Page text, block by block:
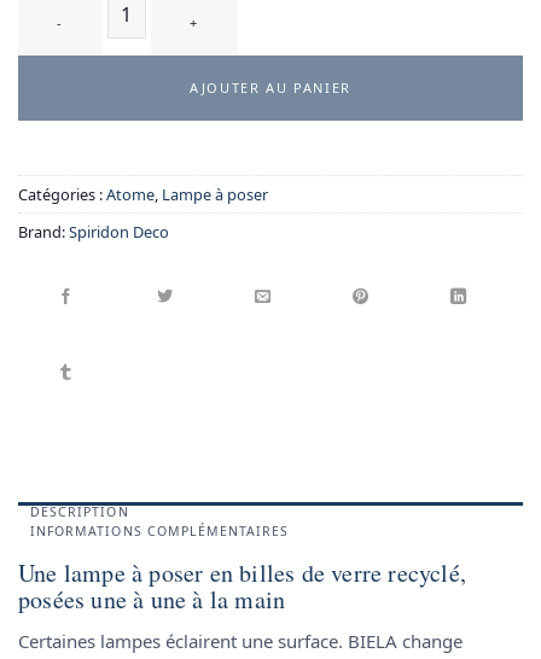
AJOUTER AU PANIER
Catégories :Atome, Lampe à poser
Brand:Spiridon Deco
DESCRIPTION
INFORMATIONS COMPLÉMENTAIRES
Une lampe à poser en billes de verre recyclé,
posées une à une à la main
Certaines lampes éclairent une surface. BIELA change